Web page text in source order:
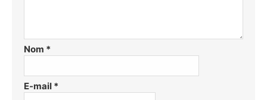
Nom *
E-mail *